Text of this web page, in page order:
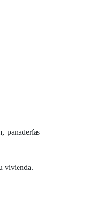
panaderías
vivienda.